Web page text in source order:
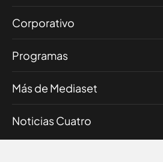
Corporativo
Programas
Más de Mediaset
Noticias Cuatro